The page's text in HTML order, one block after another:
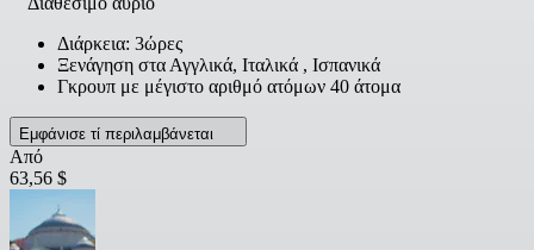
Διάρκεια: 3ώρες
Ξενάγηση στα Αγγλικά, Ιταλικά , Ισπανικά
Γκρουπ με μέγιστο αριθμό ατόμων 40 άτομα
Εμφάνισε τί περιλαμβάνεται
Από
63,56 $